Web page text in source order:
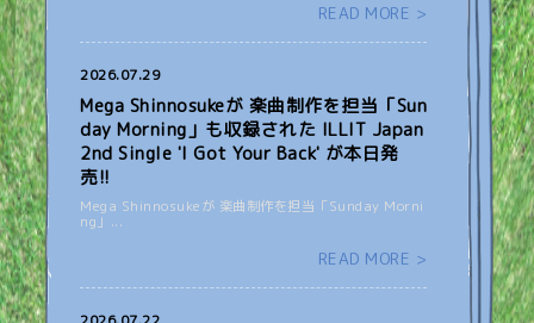
READ MORE >
2026.07.29
Mega Shinnosukeが 楽曲制作を担当「Sun
day Morning」も収録された ILLIT Japan
2nd Single 'I Got Your Back' が本日発
売!!
Mega Shinnosukeが 楽曲制作を担当「Sunday Morni
ng」...
READ MORE >